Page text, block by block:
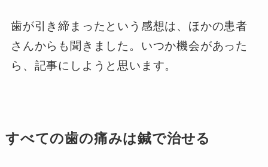
歯が引き締まったという感想は、ほかの患者
さんからも聞きました。いつか機会があった
ら、記事にしようと思います。
すべての歯の痛みは鍼で治せる